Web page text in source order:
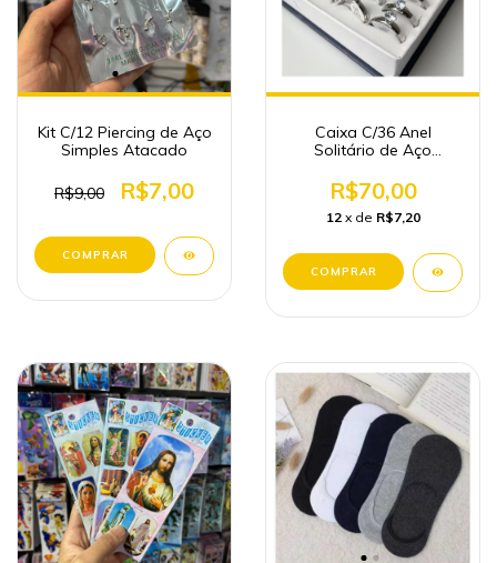
Kit C/12 Piercing de Aço
Simples Atacado
R$9,00 R$7,00
Caixa C/36 Anel
Solitário de Aço
R$70,00
12 x de R$7,20